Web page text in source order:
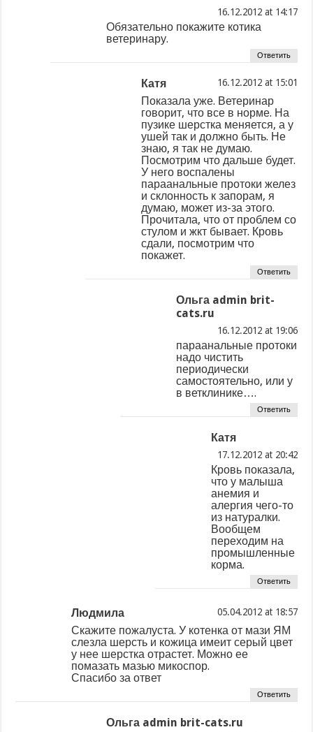
at
Обязательно покажите котика
ветеринару.
Ответить
Катя at
Показала уже. Ветеринар
говорит, что все в норме. На
пузике шерстка меняется, а у
ушей так и должно быть. Не
знаю, я так не думаю.
Посмотрим что дальше будет.
У него воспалены
параанальные протоки желез
и склонность к запорам, я
думаю, может из-за этого.
Прочитала, что от проблем со
стулом и жкт бывает. Кровь
сдали, посмотрим что
покажет.
Ответить
Ольга admin brit-
cats.ru
at
параанальные протоки
надо чистить
периодически
самостоятельно, или у
в ветклинике….
Ответить
Катя
at
Кровь показала,
что у малыша
анемия и
алергия чего-то
из натуралки.
Вообщем
переходим на
промышленные
корма.
Ответить
Людмила at
Скажите пожалуста. У котенка от мази ЯМ
слезла шерсть и кожица имеит серый цвет
у нее шерстка отрастет. Можно ее
помазать мазью микоспор.
Спасибо за ответ
Ответить
Ольга admin brit-cats.ru